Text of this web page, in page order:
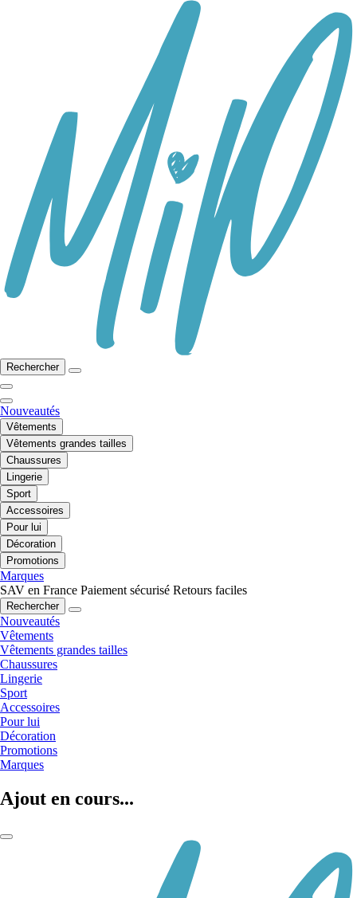
Rechercher
Nouveautés
Vêtements
Vêtements grandes tailles
Chaussures
Lingerie
Sport
Accessoires
Pour lui
Décoration
Promotions
Marques
SAV en France Paiement sécurisé Retours faciles
Rechercher
Nouveautés
Vêtements
Vêtements grandes tailles
Chaussures
Lingerie
Sport
Accessoires
Pour lui
Décoration
Promotions
Marques
Ajout en cours...